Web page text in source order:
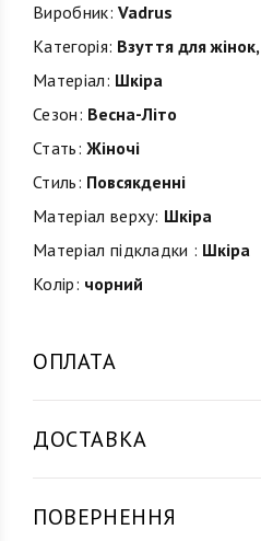
Виробник: Vadrus
Категорія: Взуття для жінок,
Матеріал: Шкіра
Сезон: Весна-Літо
Стать: Жіночі
Стиль: Повсякденні
Матеріал верху: Шкіра
Матеріал підкладки : Шкіра
Колір: чорний
ОПЛАТА
ДОСТАВКА
ПОВЕРНЕННЯ